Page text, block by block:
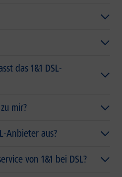
das 1&1 DSL-
mir?
Anbieter aus?
von 1&1 bei DSL?